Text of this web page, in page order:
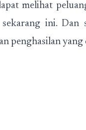
melihat
sekarang ini. Dan
penghasilan